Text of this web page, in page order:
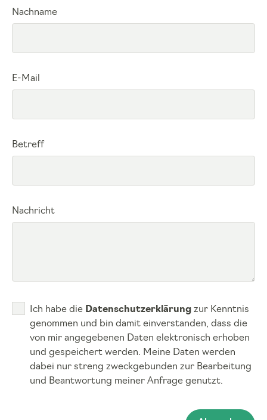
Nachname
E-Mail
Betreff
Nachricht
Ich habe die Datenschutzerklärung zur Kenntnis
genommen und bin damit einverstanden, dass die
von mir angegebenen Daten elektronisch erhoben
und gespeichert werden. Meine Daten werden
dabei nur streng zweckgebunden zur Bearbeitung
und Beantwortung meiner Anfrage genutzt.